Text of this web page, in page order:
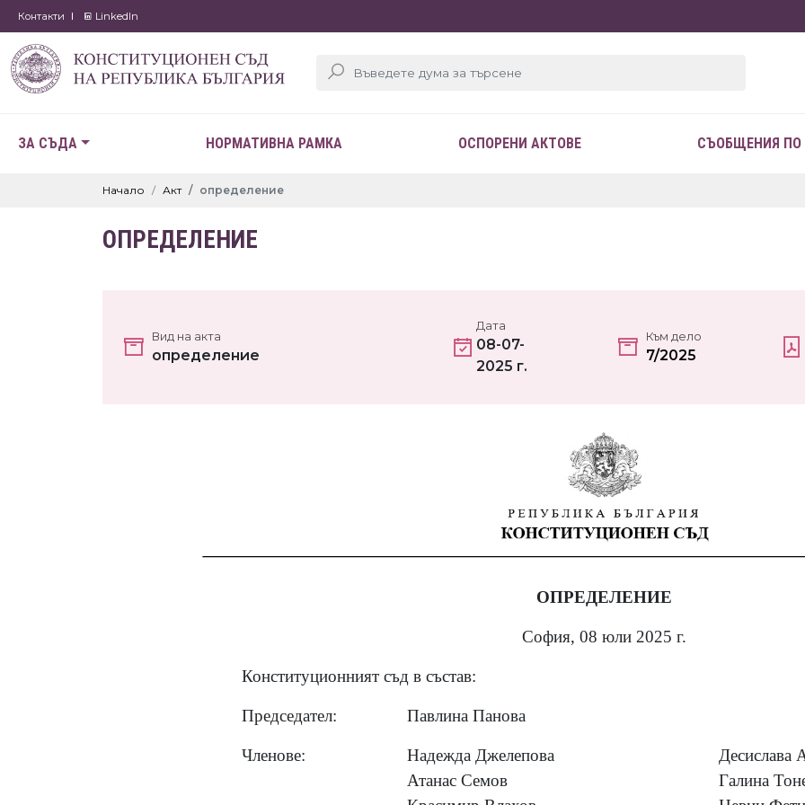
Контакти LinkedIn
ЗА СЪДА НОРМАТИВНА РАМКА ОСПОРЕНИ АКТОВЕ СЪОБЩЕНИЯ ПО
Начало Акт определение
ОПРЕДЕЛЕНИЕ
Вид на акта
определение
Дата
08-07-
2025 г.
Към дело
7/2025
ОПРЕДЕЛЕНИЕ
София, 08 юли 2025 г.
Конституционният съд в състав:
Председател: Павлина Панова
Членове: Надежда Джелепова
Десислава
Атанас Семов
Галина